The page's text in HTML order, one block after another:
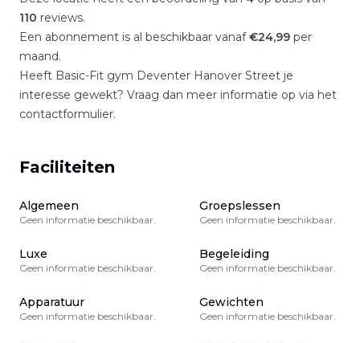
110 reviews.
Een abonnement is al beschikbaar vanaf€24,99 per
maand.
Heeft Basic-Fit gym Deventer Hanover Street je
interesse gewekt? Vraag dan meer informatie op via het
contactformulier.
Faciliteiten
Algemeen
Geen informatie beschikbaar.
Groepslessen
Geen informatie beschikbaar.
Luxe
Geen informatie beschikbaar.
Begeleiding
Geen informatie beschikbaar.
Apparatuur
Geen informatie beschikbaar.
Gewichten
Geen informatie beschikbaar.